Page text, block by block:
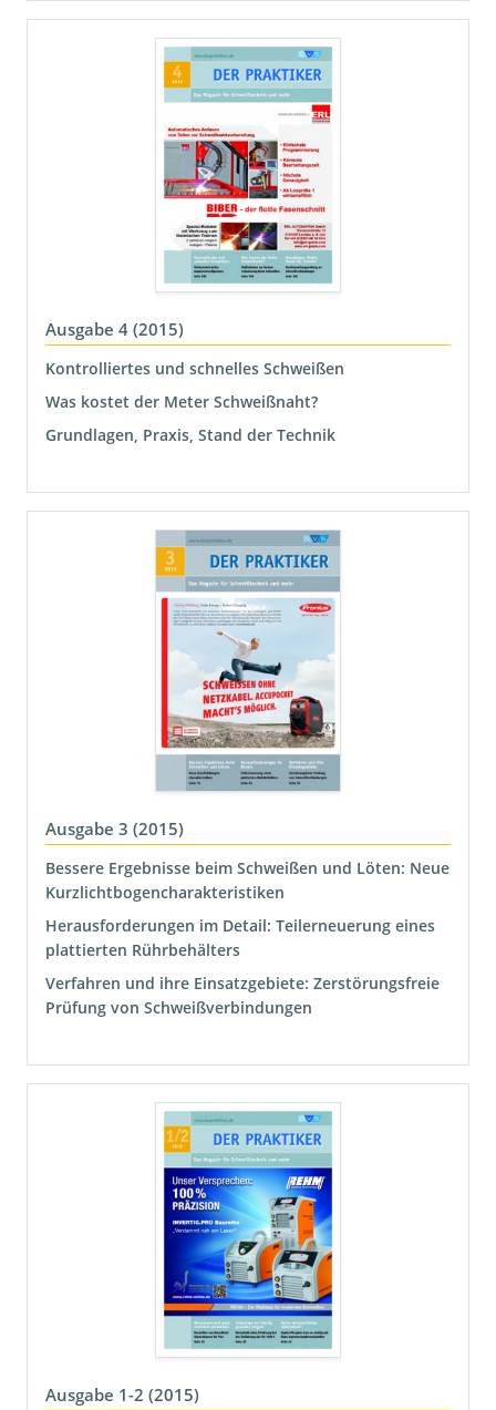
Ausgabe 4 (2015)
Kontrolliertes und schnelles Schweißen
Was kostet der Meter Schweißnaht?
Grundlagen, Praxis, Stand der Technik
Ausgabe 3 (2015)
Bessere Ergebnisse beim Schweißen und Löten: Neue
Kurzlichtbogencharakteristiken
Herausforderungen im Detail: Teilerneuerung eines
plattierten Rührbehälters
Verfahren und ihre Einsatzgebiete: Zerstörungsfreie
Prüfung von Schweißverbindungen
Ausgabe 1-2 (2015)